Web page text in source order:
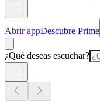
Abrir appDescubre Prime
¿Qué deseas escuchar?